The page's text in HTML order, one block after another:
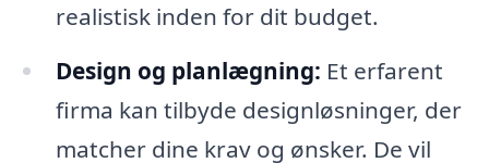
realistisk inden for dit budget.
Design og planlægning: Et erfarent
firma kan tilbyde designløsninger, der
matcher dine krav og ønsker. De vil